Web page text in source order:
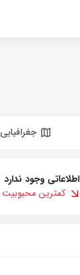
جغرافیایی
اطلاعاتی وجود ندارد
کمترین محبوبیت